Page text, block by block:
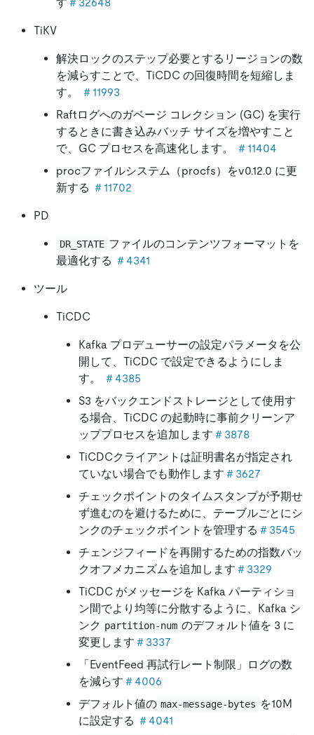
TiKV
解決ロックのステップ必要とするリージョンの数
を減らすことで、TiCDC の回復時間を短縮しま
す。
＃11993
Raftログへのガベージ コレクション (GC) を実行
するときに書き込みバッチ サイズを増やすこと
で、GC プロセスを高速化します。
＃11404
procファイルシステム（procfs）をv0.12.0 に更
新する ＃11702
PD
DR_STATE ファイルのコンテンツフォーマットを
最適化する ＃4341
ツール
TiCDC
Kafka プロデューサーの設定パラメータを公
開して、TiCDC で設定できるようにしま
す。
＃4385
S3 をバックエンドストレージとして使用す
る場合、TiCDC の起動時に事前クリーンア
ッププロセスを追加します ＃3878
TiCDCクライアントは証明書名が指定され
ていない場合でも動作します ＃3627
チェックポイントのタイムスタンプが予期せ
ず進むのを避けるために、テーブルごとにシ
ンクのチェックポイントを管理する ＃3545
チェンジフィードを再開するための指数バッ
クオフメカニズムを追加します ＃3329
TiCDC がメッセージを Kafka パーティショ
ン間でより均等に分散するように、Kafka シ
ンク partition-num のデフォルト値を 3 に
変更します ＃3337
「EventFeed 再試行レート制限」ログの数
を減らす ＃4006
デフォルト値の max-message-bytes を10M
に設定する ＃4041